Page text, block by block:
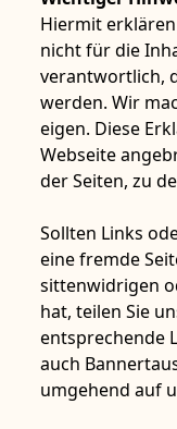
Hiermit
nicht für die
verantwortlich,
werden. Wir
eigen. Diese
Webseite
der Seiten, zu
Sollten Links
eine fremde
sittenwidrigen
hat, teilen Sie
entsprechende
auch
umgehend auf